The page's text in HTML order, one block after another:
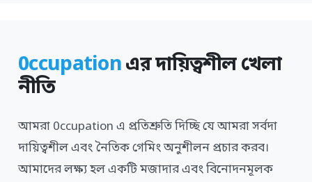
0ccupationএর দায়িত্বশীল খেলা
নীতি
আমরা 0ccupation এ প্রতিশ্রুতি দিচ্ছি যে আমরা সর্বদা
দায়িত্বশীল এবং নৈতিক গেমিং অনুশীলন প্রচার করব।
আমাদের লক্ষ্য হল একটি মজাদার এবং বিনোদনমূলক